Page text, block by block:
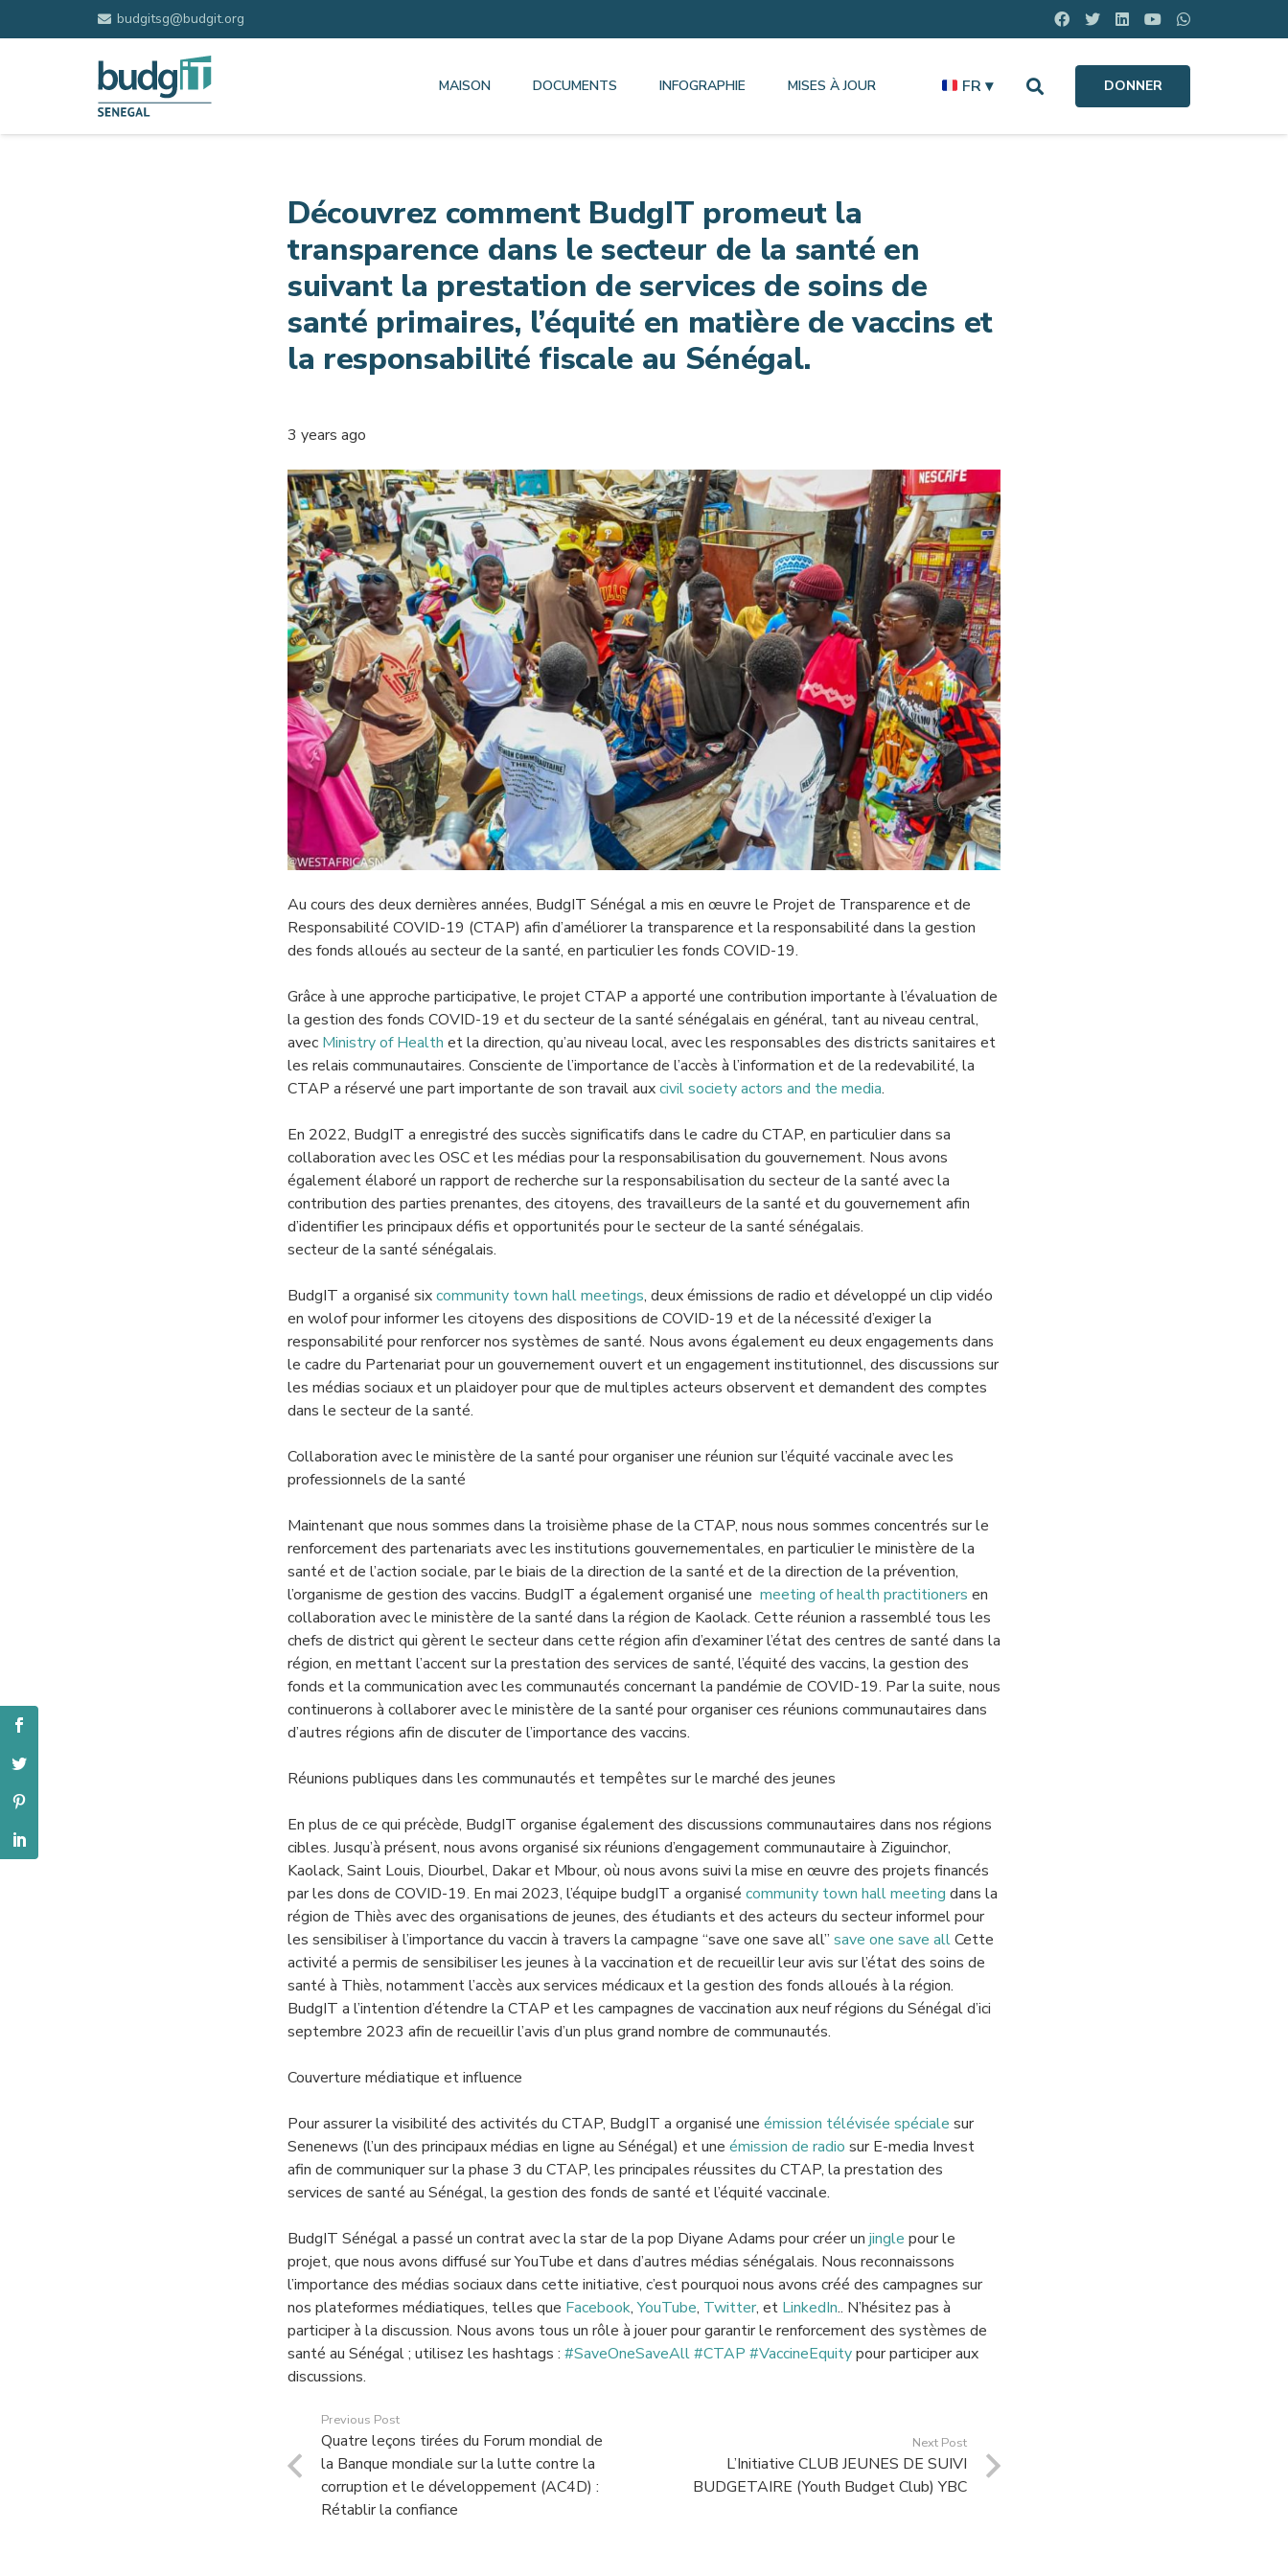
budgitsg@budgit.org
MAISON DOCUMENTS INFOGRAPHIE MISES À JOUR FR ▾ DONNER
Découvrez comment BudgIT promeut la
transparence dans le secteur de la santé en
suivant la prestation de services de soins de
santé primaires, l’équité en matière de vaccins et
la responsabilité fiscale au Sénégal.
3 years ago
Au cours des deux dernières années, BudgIT Sénégal a mis en œuvre le Projet de Transparence et de
Responsabilité COVID-19 (CTAP) afin d’améliorer la transparence et la responsabilité dans la gestion
des fonds alloués au secteur de la santé, en particulier les fonds COVID-19.
Grâce à une approche participative, le projet CTAP a apporté une contribution importante à l’évaluation de
la gestion des fonds COVID-19 et du secteur de la santé sénégalais en général, tant au niveau central,
avec Ministry of Health et la direction, qu’au niveau local, avec les responsables des districts sanitaires et
les relais communautaires. Consciente de l’importance de l’accès à l’information et de la redevabilité, la
CTAP a réservé une part importante de son travail auxcivil society actors and the media.
En 2022, BudgIT a enregistré des succès significatifs dans le cadre du CTAP, en particulier dans sa
collaboration avec les OSC et les médias pour la responsabilisation du gouvernement. Nous avons
également élaboré un rapport de recherche sur la responsabilisation du secteur de la santé avec la
contribution des parties prenantes, des citoyens, des travailleurs de la santé et du gouvernement afin
d’identifier les principaux défis et opportunités pour le secteur de la santé sénégalais.
secteur de la santé sénégalais.
BudgIT a organisé sixcommunity town hall meetings, deux émissions de radio et développé un clip vidéo
en wolof pour informer les citoyens des dispositions de COVID-19 et de la nécessité d’exiger la
responsabilité pour renforcer nos systèmes de santé. Nous avons également eu deux engagements dans
le cadre du Partenariat pour un gouvernement ouvert et un engagement institutionnel, des discussions sur
les médias sociaux et un plaidoyer pour que de multiples acteurs observent et demandent des comptes
dans le secteur de la santé.
Collaboration avec le ministère de la santé pour organiser une réunion sur l’équité vaccinale avec les
professionnels de la santé
Maintenant que nous sommes dans la troisième phase de la CTAP, nous nous sommes concentrés sur le
renforcement des partenariats avec les institutions gouvernementales, en particulier le ministère de la
santé et de l’action sociale, par le biais de la direction de la santé et de la direction de la prévention,
l’organisme de gestion des vaccins. BudgIT a également organisé une meeting of health practitioners en
collaboration avec le ministère de la santé dans la région de Kaolack. Cette réunion a rassemblé tous les
chefs de district qui gèrent le secteur dans cette région afin d’examiner l’état des centres de santé dans la
région, en mettant l’accent sur la prestation des services de santé, l’équité des vaccins, la gestion des
fonds et la communication avec les communautés concernant la pandémie de COVID-19. Par la suite, nous
continuerons à collaborer avec le ministère de la santé pour organiser ces réunions communautaires dans
d’autres régions afin de discuter de l’importance des vaccins.
Réunions publiques dans les communautés et tempêtes sur le marché des jeunes
En plus de ce qui précède, BudgIT organise également des discussions communautaires dans nos régions
cibles. Jusqu’à présent, nous avons organisé six réunions d’engagement communautaire à Ziguinchor,
Kaolack, Saint Louis, Diourbel, Dakar et Mbour, où nous avons suivi la mise en œuvre des projets financés
par les dons de COVID-19. En mai 2023, l’équipe budgIT a organisé community town hall meeting dans la
région de Thiès avec des organisations de jeunes, des étudiants et des acteurs du secteur informel pour
les sensibiliser à l’importance du vaccin à travers la campagne “save one save all” save one save allCette
activité a permis de sensibiliser les jeunes à la vaccination et de recueillir leur avis sur l’état des soins de
santé à Thiès, notamment l’accès aux services médicaux et la gestion des fonds alloués à la région.
BudgIT a l’intention d’étendre la CTAP et les campagnes de vaccination aux neuf régions du Sénégal d’ici
septembre 2023 afin de recueillir l’avis d’un plus grand nombre de communautés.
Couverture médiatique et influence
Pour assurer la visibilité des activités du CTAP, BudgIT a organisé une émission télévisée spéciale sur
Senenews (l’un des principaux médias en ligne au Sénégal) et une émission de radio sur E-media Invest
afin de communiquer sur la phase 3 du CTAP, les principales réussites du CTAP, la prestation des
services de santé au Sénégal, la gestion des fonds de santé et l’équité vaccinale.
BudgIT Sénégal a passé un contrat avec la star de la pop Diyane Adams pour créer un jingle pour le
projet, que nous avons diffusé sur YouTube et dans d’autres médias sénégalais. Nous reconnaissons
l’importance des médias sociaux dans cette initiative, c’est pourquoi nous avons créé des campagnes sur
nos plateformes médiatiques, telles que Facebook,YouTube, Twitter, et LinkedIn.. N’hésitez pas à
participer à la discussion. Nous avons tous un rôle à jouer pour garantir le renforcement des systèmes de
santé au Sénégal ; utilisez les hashtags : #SaveOneSaveAll #CTAP #VaccineEquitypour participer aux
discussions.
Previous Post
Quatre leçons tirées du Forum mondial de
la Banque mondiale sur la lutte contre la
corruption et le développement (AC4D) :
Rétablir la confiance
Next Post
L’Initiative CLUB JEUNES DE SUIVI
BUDGETAIRE (Youth Budget Club) YBC